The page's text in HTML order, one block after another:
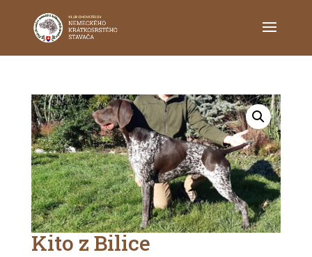
Kito z Bilice